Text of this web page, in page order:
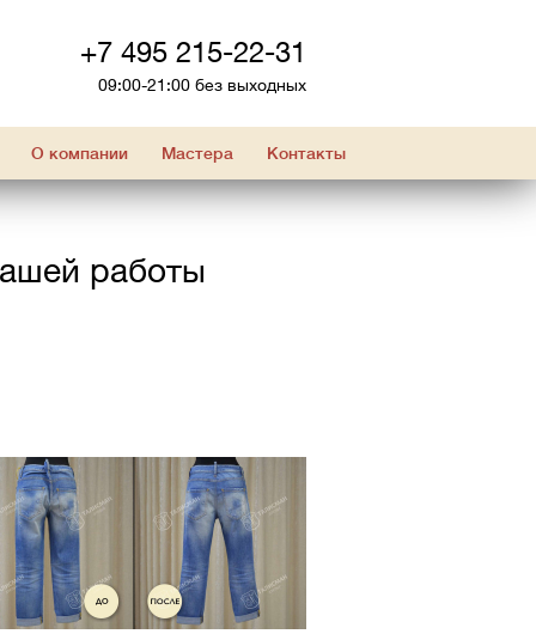
+7 495 215-22-31
09:00-21:00 без выходных
О компании Мастера Контакты
работы